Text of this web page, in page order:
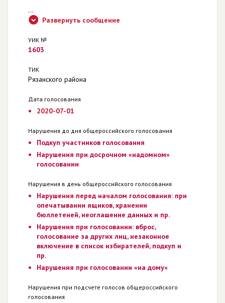
...
Развернуть сообщение
УИК №
1603
ТИК
Рязанского района
Дата голосования
2020-07-01
Нарушения до дня общероссийского голосования
Подкуп участников голосования
Нарушения при досрочном «надомном»
голосовании
Нарушения в день общероссийского голосования
Нарушения перед началом голосования: при
опечатывании ящиков, хранении
бюллетеней, неоглашение данных и пр.
Нарушения при голосовании: вброс,
голосование за других лиц, незаконное
включение в список избирателей, подкуп и
пр.
Нарушения при голосовании «на дому»
Нарушения при подсчете голосов общероссийского
голосования